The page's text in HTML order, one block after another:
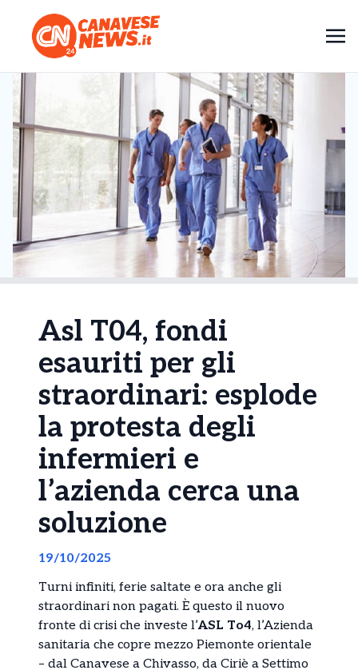
Asl T04, fondi
esauriti per gli
straordinari: esplode
la protesta degli
infermieri e
l’azienda cerca una
soluzione
19/10/2025
Turni infiniti, ferie saltate e ora anche gli
straordinari non pagati. È questo il nuovo
fronte di crisi che investe l’ASL To4, l’Azienda
sanitaria che copre mezzo Piemonte orientale
– dal Canavese a Chivasso, da Ciriè a Settimo